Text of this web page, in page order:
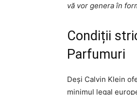
vă vor genera în
Condiții
Parfumuri
Deși Calvin Klein
minimul legal